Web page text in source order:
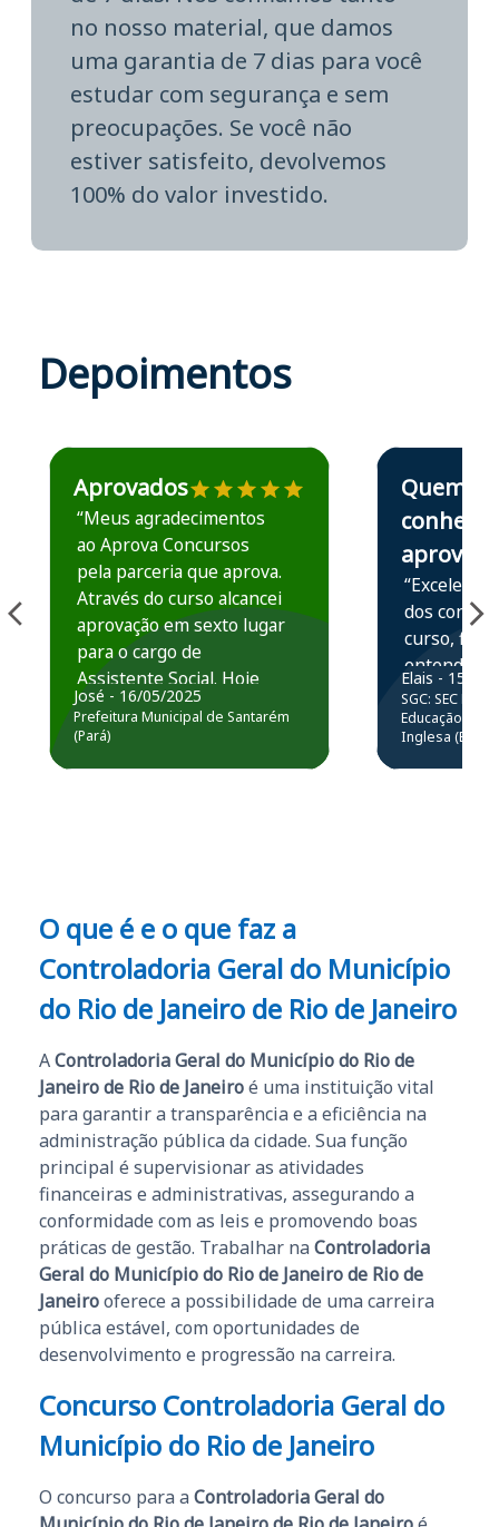
no nosso material, que damos
uma garantia de 7 dias para você
estudar com segurança e sem
preocupações. Se você não
estiver satisfeito, devolvemos
100% do valor investido.
Depoimentos
Estudante José recomenda o Aprova Concursos em
Aprovados
“Meus agradecimentos
ao Aprova Concursos
pela parceria que aprova.
Através do curso alcancei
aprovação em sexto lugar
para o cargo de
Assistente Social. Hoje
estou atuando na
Prefeitura de Santarém.
José - 16/05/2025
Prefeitura Municipal de Santarém
(Pará)
Estudante Elais
Quem
conhece,
aprova
“Excelente
dos
curso,
entender e
prática
resolução
questões.”
Elais - 15/07/
SGC: SEC BA
Educação
Inglesa (Edital
O que é e o que faz a
Controladoria Geral do Município
do Rio de Janeiro de Rio de Janeiro
AControladoria Geral do Município do Rio de
Janeiro de Rio de Janeiroé uma instituição vital
para garantir a transparência e a eficiência na
administração pública da cidade. Sua função
principal é supervisionar as atividades
financeiras e administrativas, assegurando a
conformidade com as leis e promovendo boas
práticas de gestão. Trabalhar na Controladoria
Geral do Município do Rio de Janeiro de Rio de
Janeirooferece a possibilidade de uma carreira
pública estável, com oportunidades de
desenvolvimento e progressão na carreira.
Concurso Controladoria Geral do
Município do Rio de Janeiro
O concurso para a Controladoria Geral do